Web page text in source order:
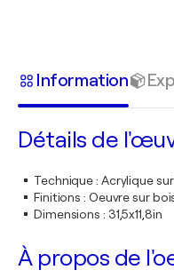
Information
Détails de
Technique: Acrylique
Finitions : Oeuvre sur
Dimensions : 31,5x11,8in
À propos de